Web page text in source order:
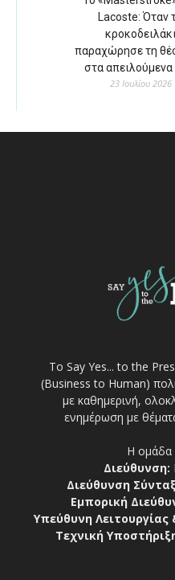
Lacoste: Όταν
κροκοδειλάκι
παραχώρησε τη
στα απειλούμενα
23 Ιουλίου 2026
Το Say Yes... to the
(Business to Human)
με καθημερινή,
ενημέρωση με
Η ομάδα
Διεύθυνση:
Διεύθυνση
Εμπορική
Υπεύθυνη Λειτουργίας
Τεχνική